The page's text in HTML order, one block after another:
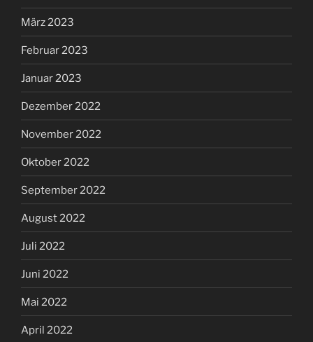
März 2023
Februar 2023
Januar 2023
Dezember 2022
November 2022
Oktober 2022
September 2022
August 2022
Juli 2022
Juni 2022
Mai 2022
April 2022